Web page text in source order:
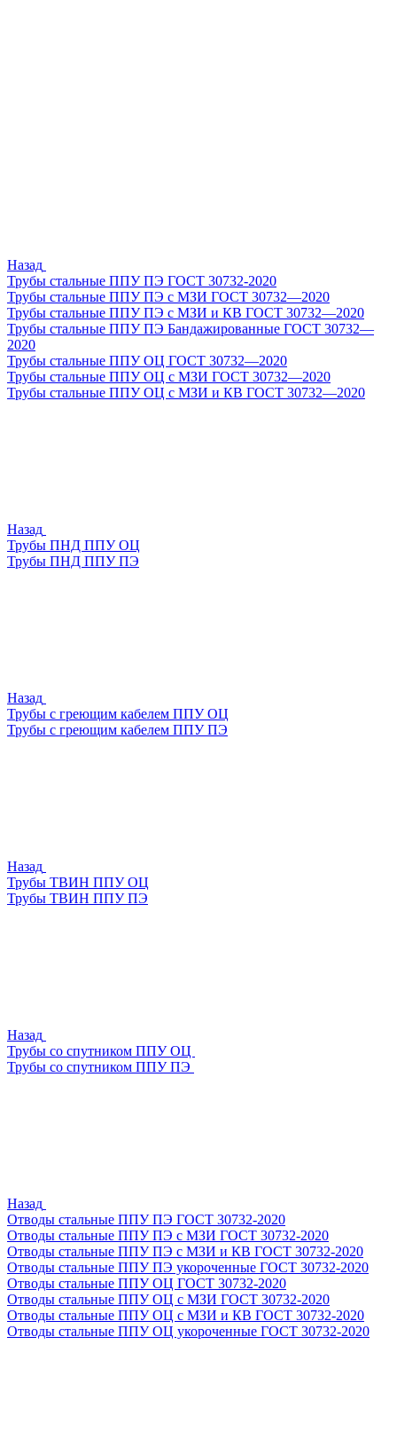
Назад
Трубы стальные ППУ ПЭ ГОСТ 30732-2020
Трубы стальные ППУ ПЭ с МЗИ ГОСТ 30732—2020
Трубы стальные ППУ ПЭ с МЗИ и КВ ГОСТ 30732—2020
Трубы стальные ППУ ПЭ Бандажированные ГОСТ 30732—
2020
Трубы стальные ППУ ОЦ ГОСТ 30732—2020
Трубы стальные ППУ ОЦ с МЗИ ГОСТ 30732—2020
Трубы стальные ППУ ОЦ с МЗИ и КВ ГОСТ 30732—2020
Назад
Трубы ПНД ППУ ОЦ
Трубы ПНД ППУ ПЭ
Назад
Трубы с греющим кабелем ППУ ОЦ
Трубы с греющим кабелем ППУ ПЭ
Назад
Трубы ТВИН ППУ ОЦ
Трубы ТВИН ППУ ПЭ
Назад
Трубы со спутником ППУ ОЦ
Трубы со спутником ППУ ПЭ
Назад
Отводы стальные ППУ ПЭ ГОСТ 30732-2020
Отводы стальные ППУ ПЭ с МЗИ ГОСТ 30732-2020
Отводы стальные ППУ ПЭ с МЗИ и КВ ГОСТ 30732-2020
Отводы стальные ППУ ПЭ укороченные ГОСТ 30732-2020
Отводы стальные ППУ ОЦ ГОСТ 30732-2020
Отводы стальные ППУ ОЦ с МЗИ ГОСТ 30732-2020
Отводы стальные ППУ ОЦ с МЗИ и КВ ГОСТ 30732-2020
Отводы стальные ППУ ОЦ укороченные ГОСТ 30732-2020